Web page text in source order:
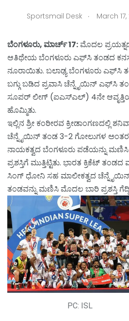
Sportsmail Desk . March 17,
ಬೆಂಗಳೂರು, ಮಾರ್ಚ್ 17: ಮೊದಲ
ಆತಿಥೇಯ ಬೆಂಗಳೂರು ಎಫ್‌ಸಿ ತಂಡದ
ನೂರಾಯಿತು. ಬಲಾಢ್ಯ ಬೆಂಗಳೂರು ಎಫ್‌ಸಿ
ಬಗ್ಗು ಬಡಿದ ಪ್ರವಾಸಿ ಚೆನ್ನೈಯಿನ್ ಎಫ್‌ಸಿ
ಸೂಪರ್ ಲೀಗ್ (ಐಎಸ್‌ಎಲ್) 4ನೇ
ಹೊಮ್ಮಿತು.
ಇಲ್ಲಿನ ಶ್ರೀ ಕಂಠೀರವ ಕ್ರೀಡಾಂಗಣದಲ್ಲಿ
ಚೆನ್ನೈಯಿನ್ ತಂಡ 3-2 ಗೋಲುಗಳ
ನಾಯಕತ್ವದ ಬೆಂಗಳೂರು ಪಡೆಯನ್ನು
ಪ್ರಶಸ್ತಿಗೆ ಮುತ್ತಿಟ್ಟಿತು. ಭಾರತ ಕ್ರಿಕೆಟ್
ಸಿಂಗ್ ಧೋನಿ ಸಹ ಮಾಲೀಕತ್ವದ
ತಂಡವನ್ನು ಮಣಿಸಿ ಮೊದಲ ಬಾರಿ ಪ್ರಶಸ್ತಿ
PC: ISL